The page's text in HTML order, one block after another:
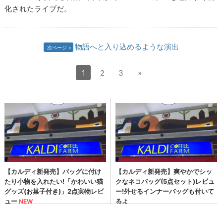
化されたライブだ。
次ページ 物語へと入り込めるような演出
1 2 3 »